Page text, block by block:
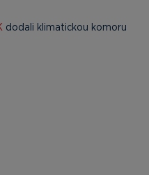
dodali klimatickou komoru